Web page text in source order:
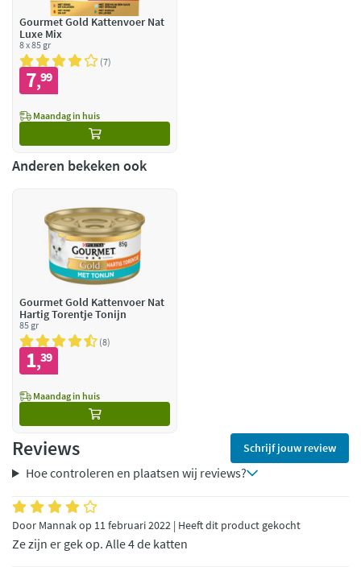
Gourmet Gold Kattenvoer Nat
Luxe Mix
8 x 85 gr
7
7,99
Maandag in huis
Anderen bekeken ook
Gourmet Gold Kattenvoer Nat
Hartig Torentje Tonijn
85 gr
8
1,39
Maandag in huis
Reviews Schrijf jouw review
Hoe controleren en plaatsen wij reviews?
Door Mannak op 11 februari 2022 | Heeft dit product gekocht
Ze zijn er gek op. Alle 4 de katten